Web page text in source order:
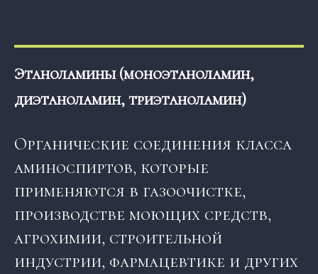
Этаноламины (моноэтаноламин,
диэтаноламин, триэтаноламин)
Органические соединения класса
аминоспиртов, которые
применяются в газоочистке,
производстве моющих средств,
агрохимии, строительной
индустрии, фармацевтике и других